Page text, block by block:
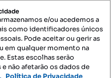
e/ou acedemos a
como identificadores únicos
Pode aceitar ou gerir as
em qualquer momento na
Estas escolhas serão
não afetarão os dados de
Política de Privacidade